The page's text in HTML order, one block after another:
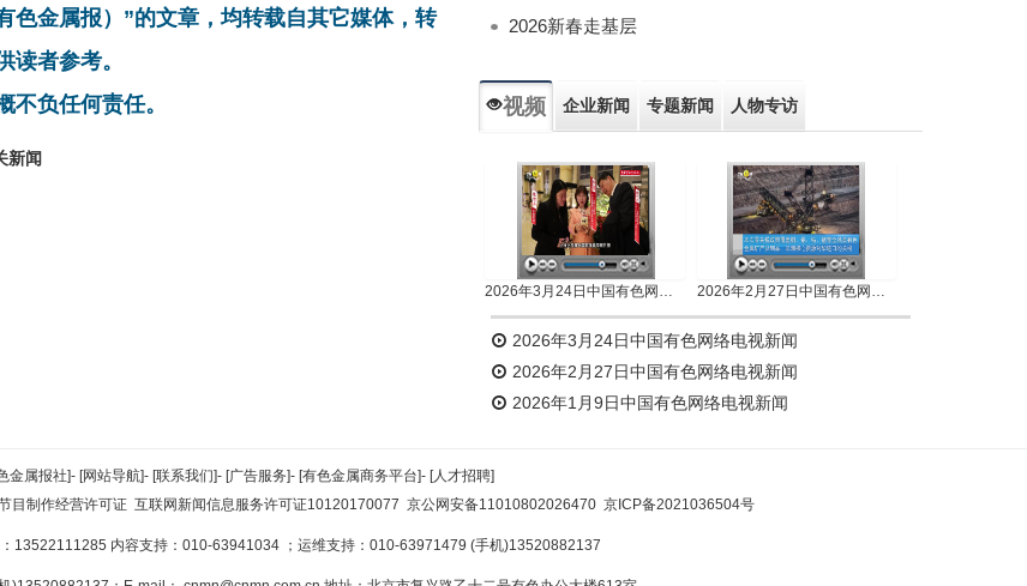
色金属报）”的文章，均转载自其它媒体，转
者参考。
负任何责任。
新闻
2026新春走基层
视频 企业新闻 专题新闻 人物专访
2026年3月24日中国有色网络电视新闻 2026年2月27日中国有色网络电视新闻
2026年3月24日中国有色网络电视新闻
2026年2月27日中国有色网络电视新闻
2026年1月9日中国有色网络电视新闻
金属报社]- [网站导航]- [联系我们]- [广告服务]- [有色金属商务平台]- [人才招聘]
目制作经营许可证 互联网新闻信息服务许可证10120170077 京公网安备11010802026470 京ICP备2021036504号
13522111285 内容支持：010-63941034 ；运维支持：010-63971479 (手机)13520882137